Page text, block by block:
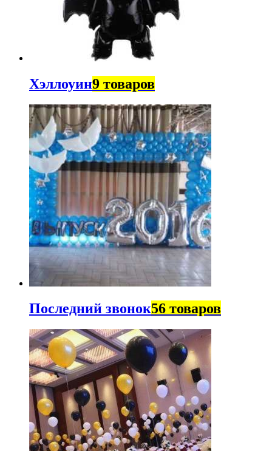
Хэллоуин9 товаров
Последний звонок56 товаров